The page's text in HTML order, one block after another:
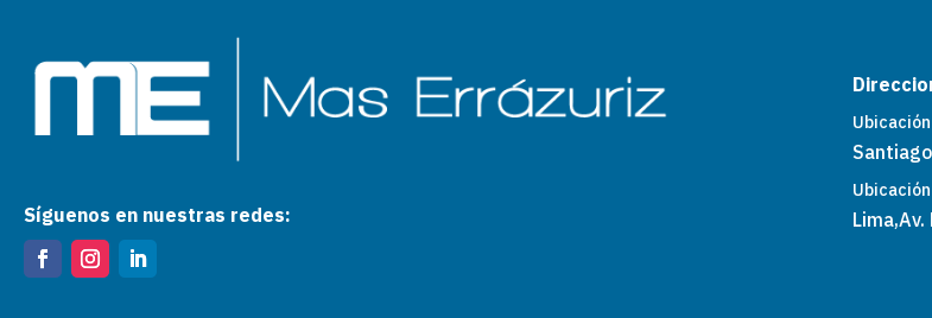
Síguenos en nuestras redes: Lima,